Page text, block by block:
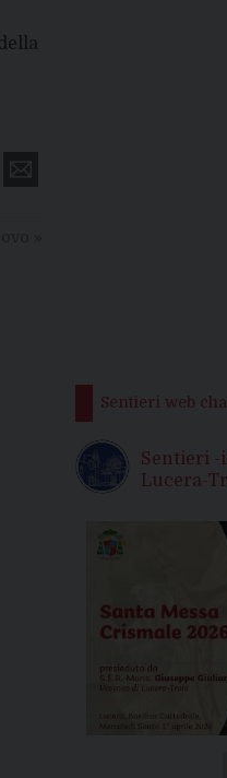
Sentieri web
Sentieri -
Lucera-